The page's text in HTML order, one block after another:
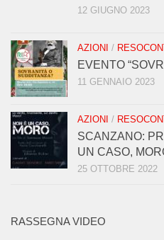
12 GIUGNO 2023
AZIONI /
EVENTO
11 GENNAIO 2023
AZIONI /
SCANZANO:
UN CASO,
25 OTTOBRE 2022
RASSEGNA VIDEO